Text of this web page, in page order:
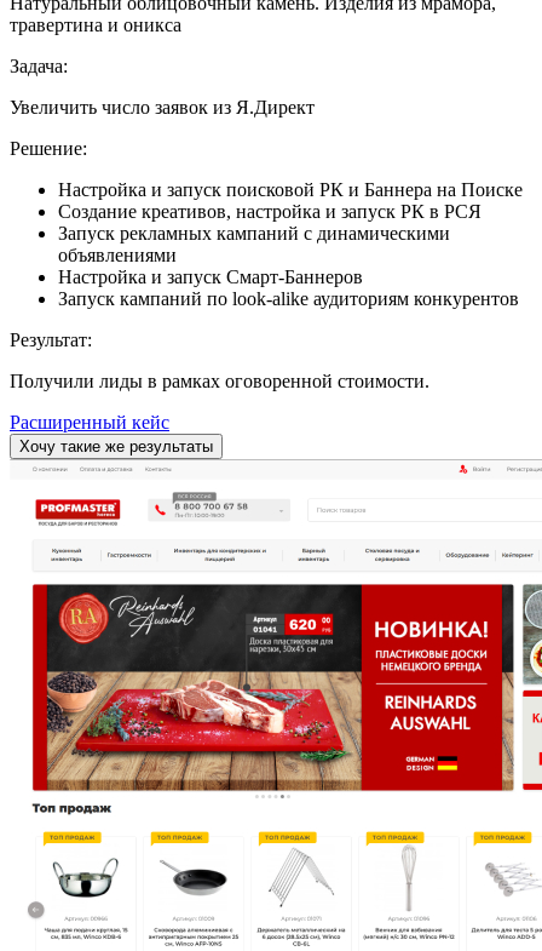
травертина и оникса
Задача:
Увеличить число заявок из Я.Директ
Решение:
Настройка и запуск поисковой РК и Баннера на Поиске
Создание креативов, настройка и запуск РК в РСЯ
Запуск рекламных кампаний с динамическими
объявлениями
Настройка и запуск Смарт-Баннеров
Запуск кампаний по look-alike аудиториям конкурентов
Результат:
Получили лиды в рамках оговоренной стоимости.
Расширенный кейс
Хочу такие же результаты